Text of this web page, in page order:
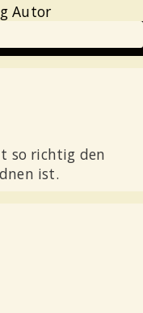
so richtig den
ist.